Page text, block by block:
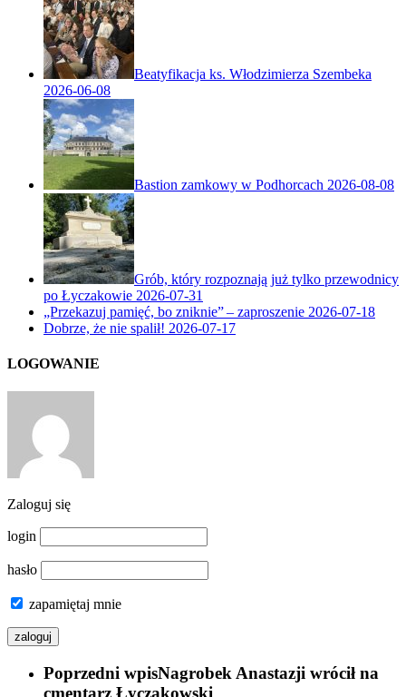
Beatyfikacja ks. Włodzimierza Szembeka
2026-06-08
Bastion zamkowy w Podhorcach 2026-08-08
Grób, który rozpoznają już tylko przewodnicy
po Łyczakowie 2026-07-31
„Przekazuj pamięć, bo zniknie” – zaproszenie 2026-07-18
Dobrze, że nie spalił! 2026-07-17
LOGOWANIE
Zaloguj się
login
hasło
zapamiętaj mnie
Poprzedni wpisNagrobek Anastazji wrócił na
cmentarz Łyczakowski